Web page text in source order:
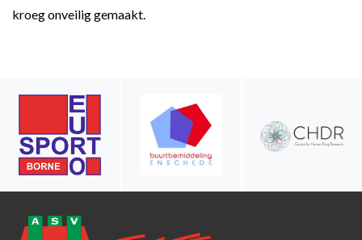
kroeg onveilig gemaakt.